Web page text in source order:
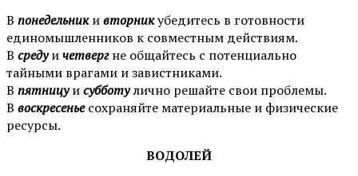
В понедельникивторникубедитесь в готовности
единомышленников к совместным действиям.
В средуичетвергне общайтесь с потенциально
тайными врагами и завистниками.
В пятницуисубботулично решайте свои проблемы.
В воскресеньесохраняйте материальные и физические
ресурсы.
ВОДОЛЕЙ